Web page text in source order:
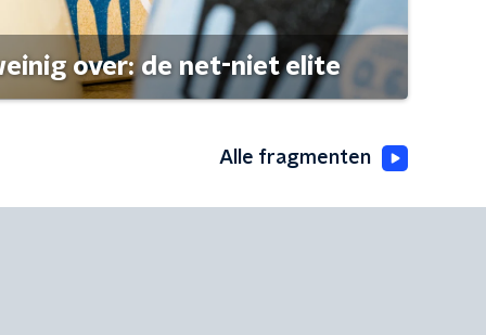
over: de net-niet elite
Alle fragmenten